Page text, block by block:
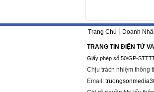
Trang Chủ Doanh
TRANG TIN ĐIỆN TỬ
Giấy phép số 50/GP-
Chịu trách nhiệm thông
Email: